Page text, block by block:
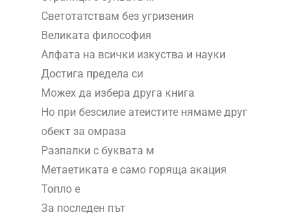
Светотатствам без угризения
Великата философия
Алфата на всички изкуства и науки
Достига предела си
Можех да избера друга книга
Но при безсилие атеистите нямаме друг
обект за омраза
Разпалки с буквата м
Метаетиката е само горяща акация
Топло е
За последен път